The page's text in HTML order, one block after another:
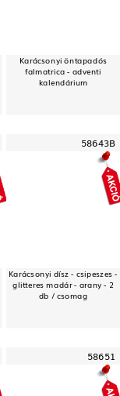
Karácsonyi öntapadós
falmatrica - adventi
kalendárium
58643B
Karácsonyi dísz - csipeszes -
glitteres madár - arany - 2
db / csomag
58651